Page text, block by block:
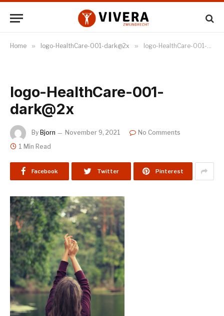
Home » logo-HealthCare-001-dark@2x » logo-HealthCare-001-dark@2x
logo-HealthCare-001-
dark@2x
By Bjorn November 9, 2021
No Comments
1 Min Read
Facebook Twitter Pinterest